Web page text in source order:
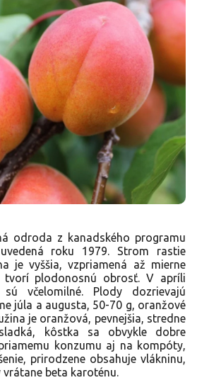
odroda z kanadského programu
roku 1979. Strom rastie
je vyššia, vzpriamená až mierne
plodonosnú obrosť. V apríli
včelomilné. Plody dozrievajú
júla a augusta, 50-70 g, oranžové
je oranžová, pevnejšia, stredne
kôstka sa obvykle dobre
konzumu aj na kompóty,
prirodzene obsahuje vlákninu,
beta karoténu.